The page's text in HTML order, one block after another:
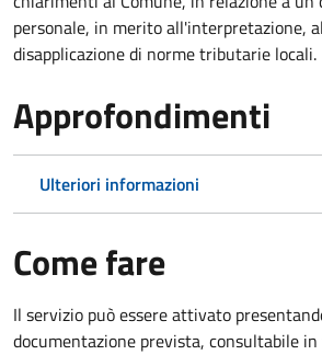
personale, in merito all'interpretazione,
disapplicazione di norme tributarie locali.
Approfondimenti
Ulteriori informazioni
Come fare
Il servizio può essere attivato
documentazione prevista, consultabile in